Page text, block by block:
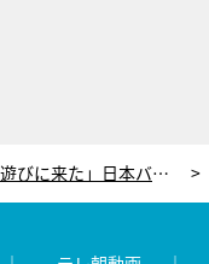
ハライチ澤部、「家にも遊びに来た」日本バスケ界のスター選手を明かす。しかし…平謝りする事態に